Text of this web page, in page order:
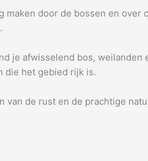
door de bossen en
je afwisselend bos,
die het gebied rijk is.
de rust en de prachtige